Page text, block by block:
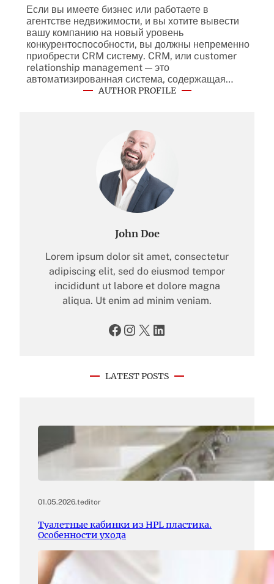
Если вы имеете бизнес или работаете в
агентстве недвижимости, и вы хотите вывести
вашу компанию на новый уровень
конкурентоспособности, вы должны непременно
приобрести CRM систему. CRM, или customer
relationship management — это
автоматизированная система, содержащая…
AUTHOR PROFILE
John Doe
Lorem ipsum dolor sit amet, consectetur
adipiscing elit, sed do eiusmod tempor
incididunt ut labore et dolore magna
aliqua. Ut enim ad minim veniam.
Facebook Instagram X LinkedIn
LATEST POSTS
01.05.2026.teditor
Туалетные кабинки из HPL пластика.
Особенности ухода